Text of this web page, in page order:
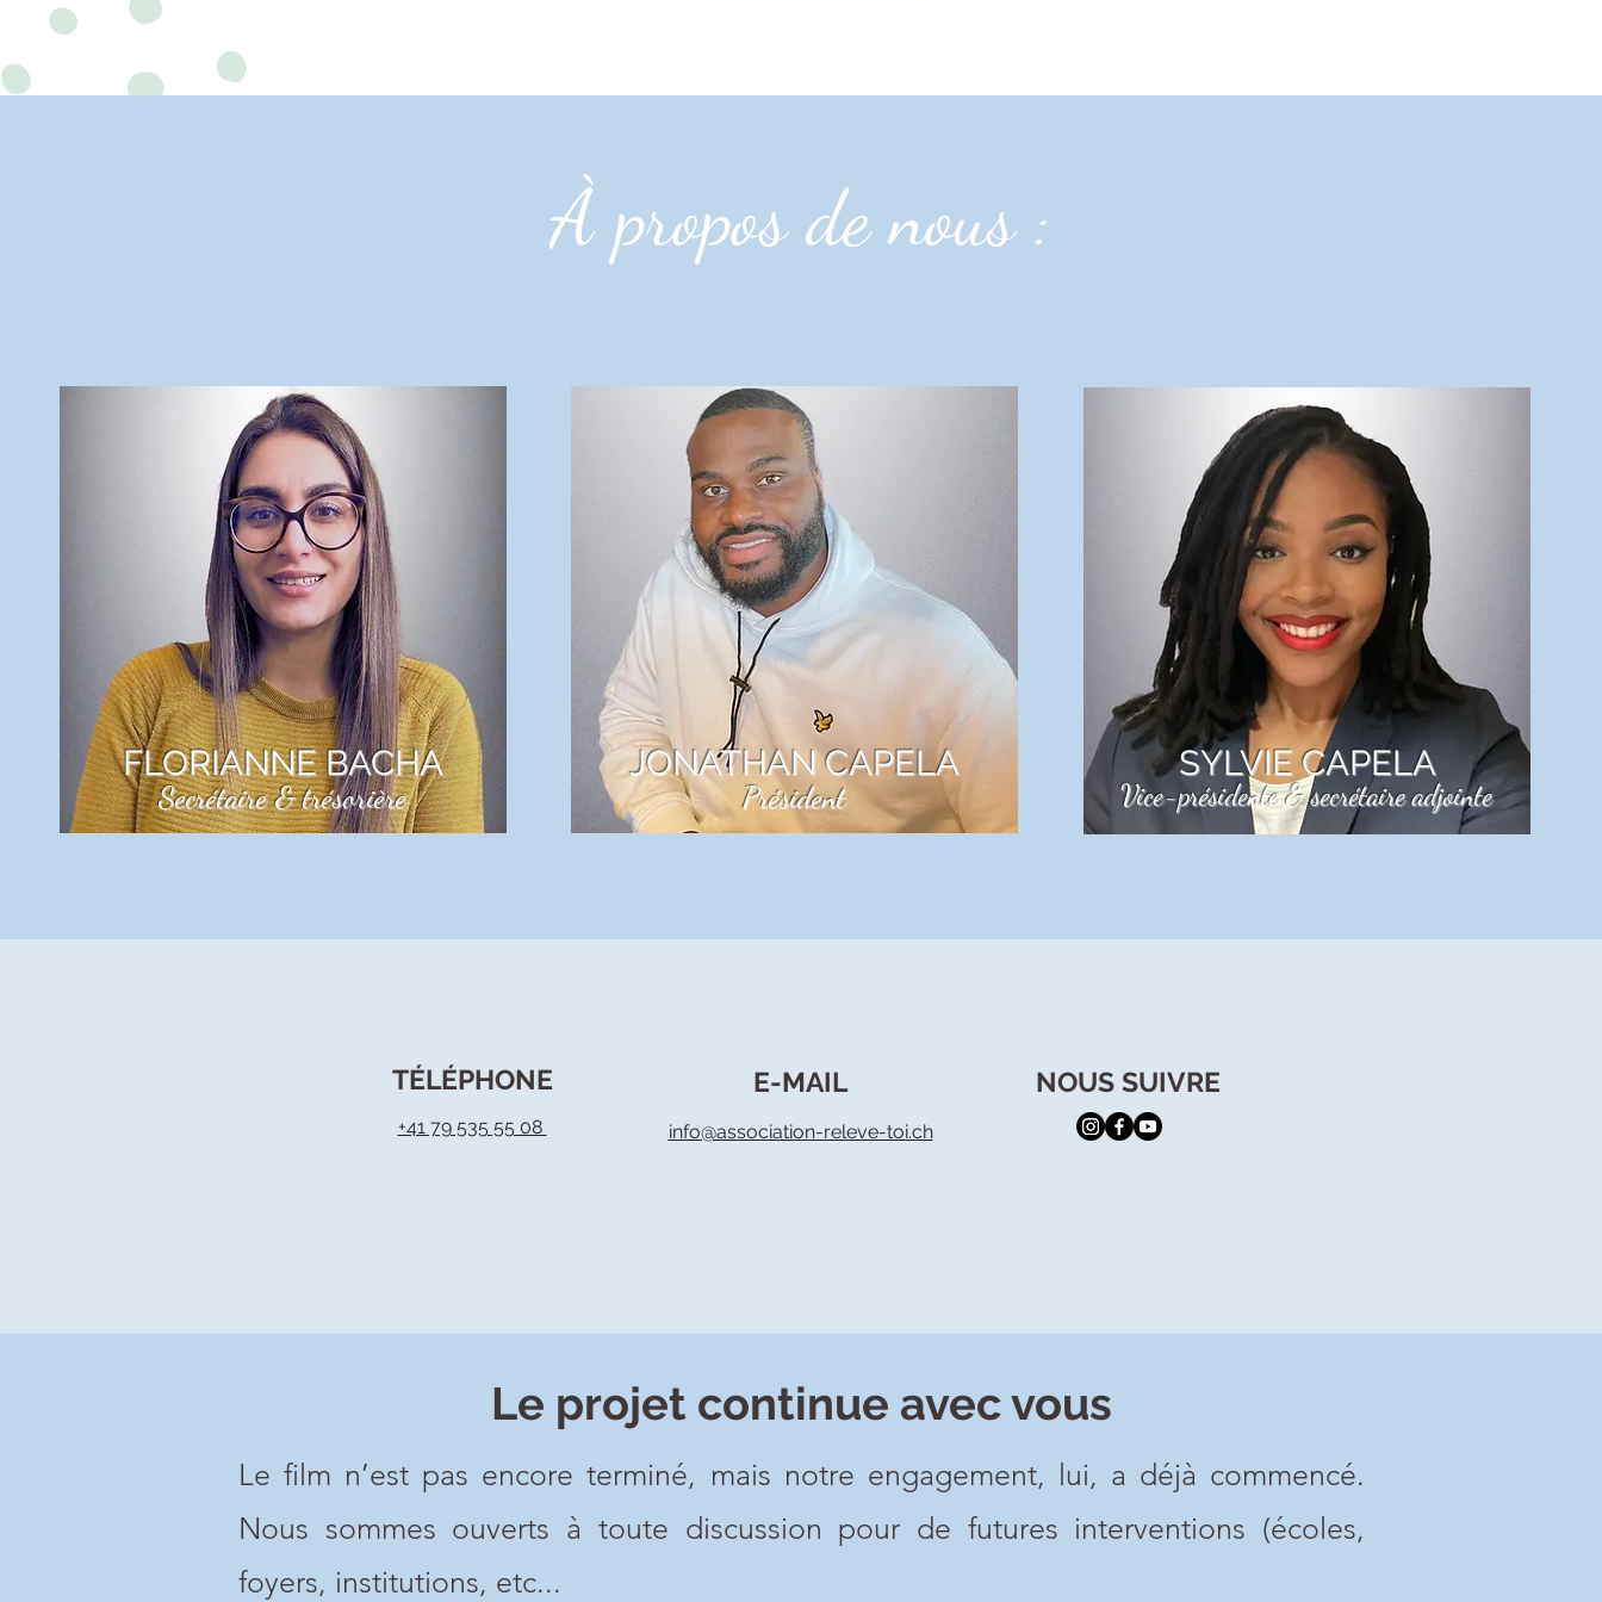
À propos de nous :
LIRE PLUS
FLORIANNE BACHA
Secrétaire & trésorière
LIRE PLUS
JONATHAN CAPELA
Président
LIRE PLUS
SYLVIE CAPELA
Vice-présidente & secrétaire adjointe
TÉLÉPHONE
+41 79 535 55 08
E-MAIL
info@association-releve-toi.ch
NOUS SUIVRE
Le projet continue avec vous
Le film n’est pas encore terminé, mais notre engagement, lui, a déjà commencé.
Nous sommes ouverts à toute discussion pour de futures interventions (écoles,
foyers, institutions, etc...